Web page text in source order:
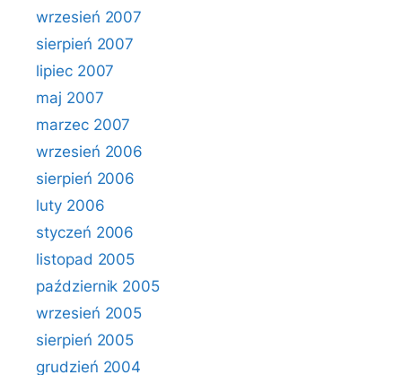
wrzesień 2007
sierpień 2007
lipiec 2007
maj 2007
marzec 2007
wrzesień 2006
sierpień 2006
luty 2006
styczeń 2006
listopad 2005
październik 2005
wrzesień 2005
sierpień 2005
grudzień 2004